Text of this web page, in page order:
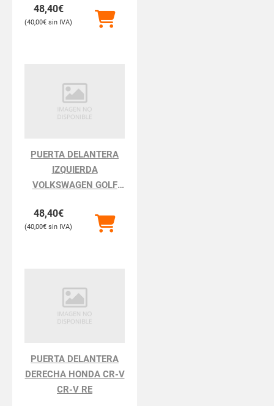
48,40€
40,00€
PUERTA DELANTERA
IZQUIERDA
VOLKSWAGEN GOLF
48,40€
40,00€
PUERTA DELANTERA
DERECHA HONDA CR-V
CR-V RE